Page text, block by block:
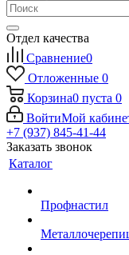
Отдел качества
Сравнение0
Отложенные 0
Корзина0 пуста 0
ВойтиМой
+7 (937) 845-41-44
Заказать звонок
Каталог
Профнастил